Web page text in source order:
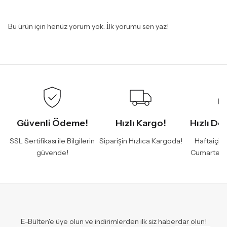
Bu ürün için henüz yorum yok. İlk yorumu sen yaz!
Güvenli Ödeme!
SSL Sertifikası ile Bilgilerin
güvende!
Hızlı Kargo!
Siparişin Hızlıca Kargoda!
Hızlı
Haftaiçi
E-Bülten'e üye olun ve indirimlerden ilk siz haberdar olun!